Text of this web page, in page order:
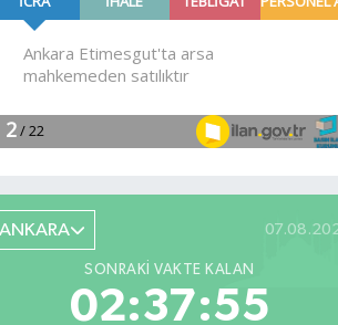
SONRAKI VAKTE KALAN
02:37:53